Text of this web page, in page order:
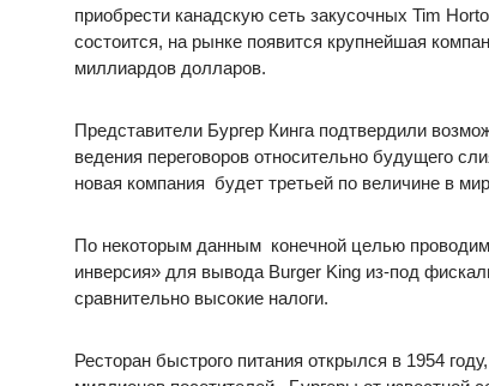
приобрести канадскую сеть закусочных Tim
состоится, на рынке появится крупнейшая
миллиардов долларов.
Представители Бургер Кинга подтвердили
ведения переговоров относительно будущего
новая компания будет третьей по величине в
По некоторым данным конечной целью
инверсия» для вывода Burger King из-под
сравнительно высокие налоги.
Ресторан быстрого питания открылся в 1954